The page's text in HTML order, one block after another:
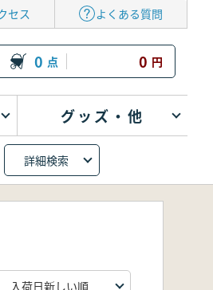
セス よくある質問
0 点 0 円
グッズ・他
詳細検索